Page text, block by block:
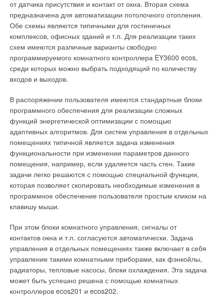
от датчика присутствия и контакт от окна. Вторая схема
предназначена для автоматизации потолочного отопления.
Обе схемы являются типичными для гостиничных
комплексов, офисных зданий и т.п. Для реализации таких
схем имеются различные варианты свободно
программируемого комнатного контроллера EY3600 ecos,
среди которых можно выбрать подходящий по количеству
входов и выходов.
В распоряжении пользователя имеются стандартные блоки
программного обеспечения для реализации сложных
функций энергетической оптимизации с помощью
адаптивных алгоритмов. Для систем управления в отдельных
помещениях типичной является задача изменения
функциональности при изменении параметров данного
помещения, например, если удаляется часть стен. Такие
задачи легко решаются с помощью специальной функции,
которая позволяет скопировать необходимые изменения в
программное обеспечение пользователя простым кликом на
клавишу мыши.
При этом блоки комнатного управления, сигналы от
контактов окна и т.п. согласуются автоматически. Задача
управления в отдельных помещениях также включает в себя
управление такими комнатными приборами, как фэнкойлы,
радиаторы, тепловые насосы, блоки охлаждения. Эта задача
может быть успешно решена с помощью комнатных
контроллеров ecos201 и ecos202.
Во-первых, с точки зрения гигиеничности минеральная вата
не является лучшим выбором, благодаря своей волокнистой
структуре — со временем отдельные волокна отслаиваются
и разносятся по всему зданию. Также возникают сложности с
монтажом и, как следствие, проблема с насыщением
материала водяными парами и его недолговечностью.
Однако нельзя не отметить, что очевидным преимуществом
ваты является ее негорючесть и низкая стоимость.
Относительно полиэтилена — монтажники также
сталкиваются с проблемой негерметичности стыков из-за
усадки материала. Также немаловажно отметить и
невысокие противопожарные характеристики вспененного
полиэтилена.
Применение каучука же позволяет избежать
вышеперечисленных проблем за счет абсолютной гарантии
герметичности стыков, и, как следствие, — длительный срок
эксплуатации. Кроме того, каучук быстро и легко
монтируется и не способствует размножению грибков и
правда иногда, по эстетическим соображениям, возникает
необходимость применения материала с алюминиевым
покрытием. При этом надо помнить, что при использовании
теплоизоляции с алюминиевым покрытием
теплоизоляционный слой должен быть большей толщины,
чем у теплоизоляции без покрытия. Это обусловлено
разными коэффициентами поверхности материалов.